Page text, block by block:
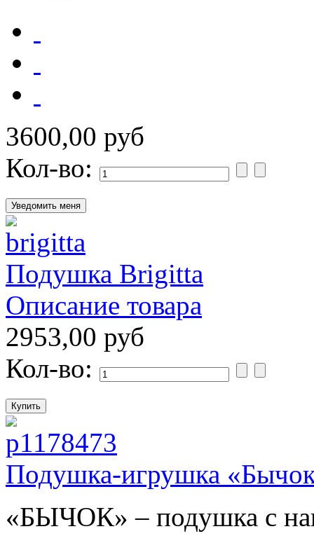
3600,00 руб
Кол-во:
Подушка Brigitta
Описание товара
2953,00 руб
Кол-во:
Подушка-игрушка
«БЫЧОК» – подушка с